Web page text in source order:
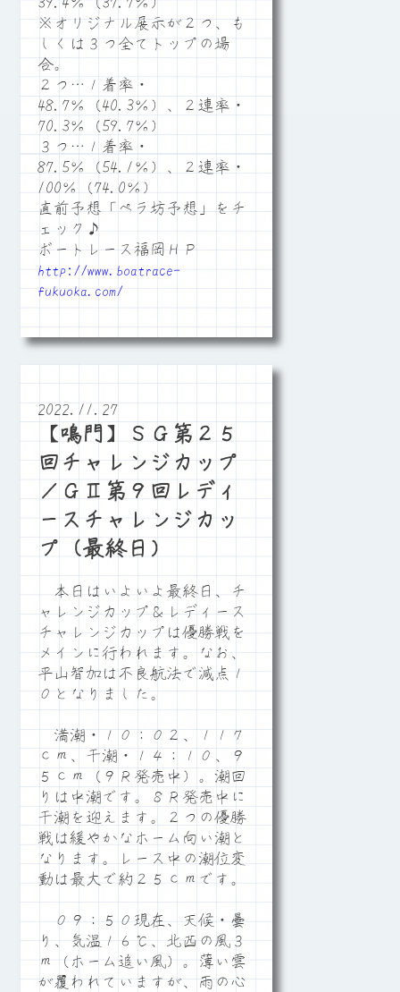
※オリジナル展示が２つ、も
しくは３つ全てトップの場
合。
２つ…１着率・
48.7％（40.3％）、２連率・
70.3％（59.7％）
３つ…１着率・
87.5％（54.1％）、２連率・
100％（74.0％）
直前予想「ペラ坊予想」をチ
ェック♪
ボートレース福岡ＨＰ
http://www.boatrace-
fukuoka.com/
2022.11.27
【鳴門】ＳＧ第２５
回チャレンジカップ
／ＧⅡ第９回レディ
ースチャレンジカッ
プ（最終日）
本日はいよいよ最終日、チ
ャレンジカップ＆レディース
チャレンジカップは優勝戦を
メインに行われます。なお、
平山智加は不良航法で減点１
０となりました。
満潮・１０：０２、１１７
ｃｍ、干潮・１４：１０、９
５ｃｍ（９Ｒ発売中）。潮回
りは中潮です。８Ｒ発売中に
干潮を迎えます。２つの優勝
戦は緩やかなホーム向い潮と
なります。レース中の潮位変
動は最大で約２５ｃｍです。
０９：５０現在、天候・曇
り、気温１６℃、北西の風３
ｍ（ホーム追い風）。薄い雲
が覆われていますが、雨の心